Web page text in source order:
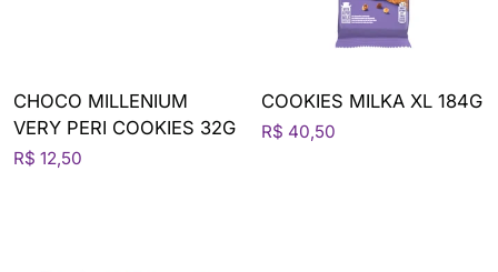
CHOCO MILLENIUM
VERY PERI COOKIES 32G
R$ 12,50
COOKIES MILKA XL 184G
R$ 40,50